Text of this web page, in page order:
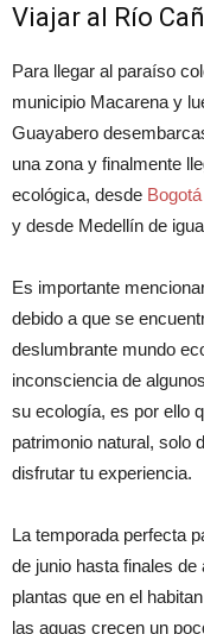
Viajar al Río
Para llegar al paraíso
municipio Macarena y
Guayabero
una zona y finalmente
ecológica, desde Bogotá
y desde Medellín de
Es importante
debido a que se
deslumbrante mundo
inconsciencia de
su ecología, es por ello
patrimonio natural, solo
disfrutar tu experiencia.
La temporada perfecta
de junio hasta finales
plantas que en el
las aguas crecen un